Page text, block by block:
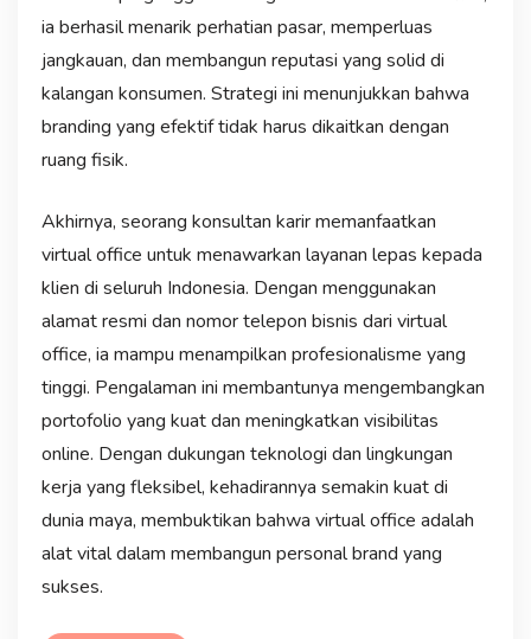
ia berhasil menarik perhatian pasar, memperluas
jangkauan, dan membangun reputasi yang solid di
kalangan konsumen. Strategi ini menunjukkan bahwa
branding yang efektif tidak harus dikaitkan dengan
ruang fisik.
Akhirnya, seorang konsultan karir memanfaatkan
virtual office untuk menawarkan layanan lepas kepada
klien di seluruh Indonesia. Dengan menggunakan
alamat resmi dan nomor telepon bisnis dari virtual
office, ia mampu menampilkan profesionalisme yang
tinggi. Pengalaman ini membantunya mengembangkan
portofolio yang kuat dan meningkatkan visibilitas
online. Dengan dukungan teknologi dan lingkungan
kerja yang fleksibel, kehadirannya semakin kuat di
dunia maya, membuktikan bahwa virtual office adalah
alat vital dalam membangun personal brand yang
sukses.